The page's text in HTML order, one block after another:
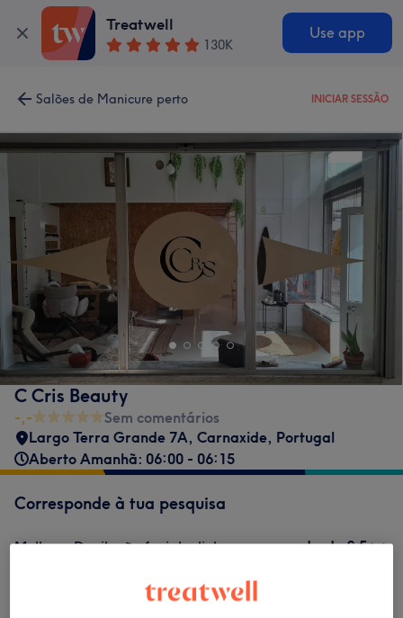
Treatwell
130K
Use app
Salões de Manicure perto INICIAR SESSÃO
C Cris Beauty
-,-
Sem comentários
Largo Terra Grande 7A, Carnaxide, Portugal
Aberto Amanhã: 06:00 - 06:15
Corresponde à tua pesquisa
Mulher - Depilação facial a linha
desde € 5
Mulher - Depilação a linha buço